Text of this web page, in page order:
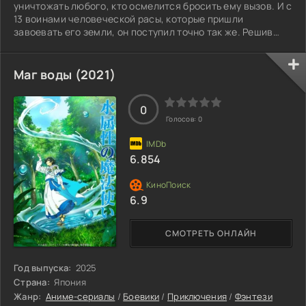
уничтожать любого, кто осмелится бросить ему вызов. И с
13 воинами человеческой расы, которые пришли
завоевать его земли, он поступил точно так же. Решив
королевства Хиден и внезапно берёт под опеку
осиротевшего младенца, девочку по имени Луна, которой
суждено стать последней надеждой умирающего мира.
Для помощи в её воспитании он возвращает к жизни
одного из 13 уничтоженных воинов — Алисию. Теперь
Маг воды (2021)
Год выпуска: 2025
Страна: Япония
Жанр: Аниме-сериалы / Боевики / Приключения / Фэнтези
СМОТРЕТЬ ОНЛАЙН
0
Голосов: 0
6.854
6.9